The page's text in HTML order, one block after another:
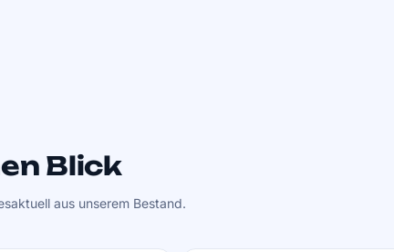
Blick
aus unserem Bestand.